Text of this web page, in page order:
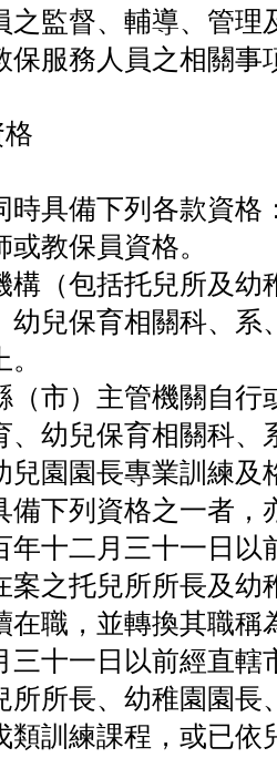
之監督、輔導、管理
保服務人員之相關事
時具備下列各款資格
教保員資格。
構（包括托兒所及幼
幼兒保育相關科、
（市）主管機關自行
、幼兒保育相關科、
兒園園長專業訓練及
備下列資格之一者，
年十二月三十一日以
案之托兒所所長及幼
在職，並轉換其職稱
三十一日以前經直轄
所所長、幼稚園園長
類訓練課程，或已